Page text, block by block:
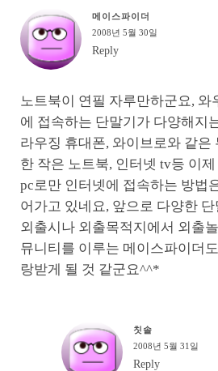
메이스파이더
2008년 5월 30일
Reply
노트북이 연필 자루만하군요, 와
에 접속하는 단말기가 다양해지
라우징 휴대폰, 와이브로와 같은
한 작은 노트북, 인터넷 tv등 이
pc로만 인터넷에 접속하는 방법
어가고 있네요, 앞으로 다양한
외출시나 외출목적지에서 외출
뮤니티를 이루는 메이스파이더
랑받게 될 것 같군요^^*
칫솔
2008년 5월 31일
Reply